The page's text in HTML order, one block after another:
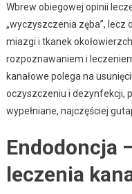
Wbrew obiegowej opinii
„wyczyszczenia zęba”, lecz
miazgi i tkanek
rozpoznawaniem i
kanałowe polega na
oczyszczeniu i dezynfekcji,
wypełniane, najczęściej
Endodoncja
leczenia